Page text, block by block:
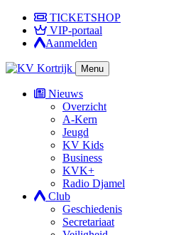
TICKETSHOP
VIP-portaal
Aanmelden
Menu
Nieuws
Overzicht
A-Kern
Jeugd
KV Kids
Business
KVK+
Radio Djamel
Club
Geschiedenis
Secretariaat